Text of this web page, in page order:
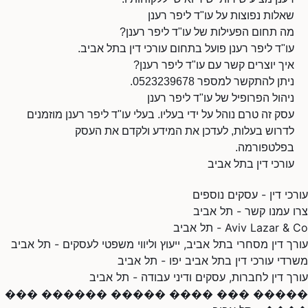
שאלות נפוצות על עו"ד ליפר רענן
מה תחום הפעילות של עו"ד ליפר רענן?
עו"ד ליפר רענן פועל בתחום עורכי דין בתל אביב.
איך יוצרים קשר עם עו"ד ליפר רענן?
ניתן להתקשר למספר 0523239678.
ניהול הפרופיל של עו"ד ליפר רענן
עסק זה טרם נוהל על ידי בעליו. בעלי עו"ד ליפר רענן מוזמנים
לדרוש בעלות, לעדכן את המידע ולקדם את העסק
בפלטפורמה.
עורכי דין בתל אביב
עורכי דין - עסקים נוספים
צרו עמנו קשר - תל אביב
Aviv Lazar & Co - תל אביב
עורך דין מסחרי בתל אביב, ייעוץ וליווי משפטי לעסקים - תל אביב
משרדי עורכי דין בתל אביב יפו - תל אביב
עורך דין לחברות, עסקים ודיני עבודה - תל אביב
����� ��� ���� ����� ������ ���